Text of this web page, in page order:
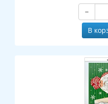
−
В